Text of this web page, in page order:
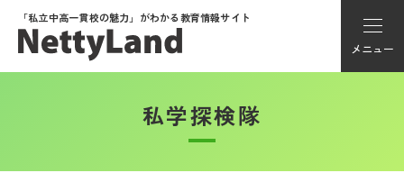
「私立中高一貫校の魅力」がわかる教育情報サイト
メニュー
アカウント登録
私学探検隊